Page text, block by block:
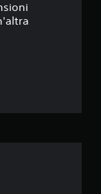
l
e